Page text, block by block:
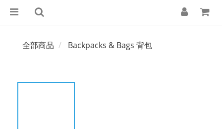
全部商品 Backpacks & Bags 背包